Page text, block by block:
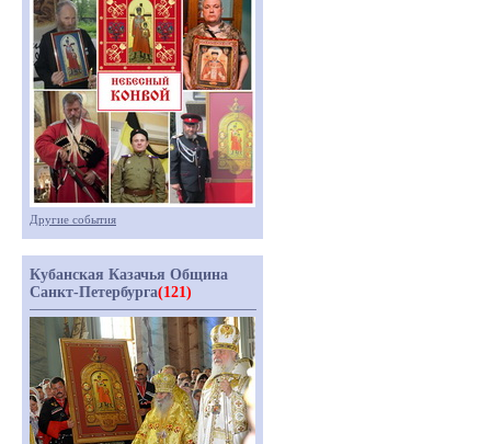
Другие события
Кубанская Казачья Община
Санкт-Петербурга(121)